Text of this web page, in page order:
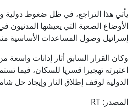
يأتي هذا التراجع، في ظل ضغوط دولية
الأوضاع الصعبة التي يعيشها المدنيون
إسرائيل وصول المساعدات الأساسية
وكان القرار السابق أثار إدانات
اعتبرته تهجيرا قسريا للسكان، فيما
الدولية لوقف إطلاق النار وإيجاد حل
المصدر: RT